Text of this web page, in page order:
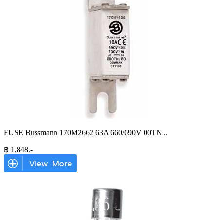
FUSE Bussmann 170M2662 63A 660/690V 00TN...
฿ 1,848.-